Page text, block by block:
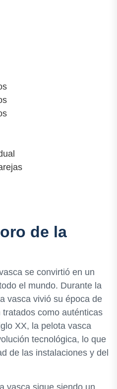
de la
se convirtió en un
el mundo. Durante la
vasca vivió su época de
como auténticas
XX, la pelota vasca
tecnológica, lo que
de las instalaciones y del
vasca sigue siendo un